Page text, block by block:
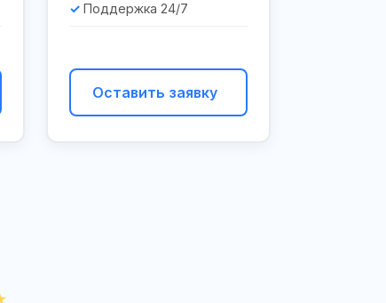
Поддержка 24/7
Оставить заявку